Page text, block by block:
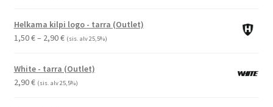
Helkama kilpi logo - tarra (Outlet)
1,50€– 2,90€Hintaluokka:
-
2,90 €
(sis. alv 25,5%)
White - tarra (Outlet)
2,90€ (sis. alv 25,5%)